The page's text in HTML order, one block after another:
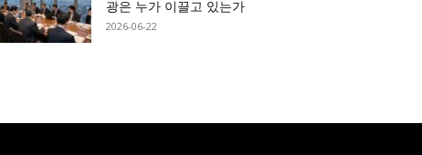
광은 누가 이끌고 있는가
2026-06-22